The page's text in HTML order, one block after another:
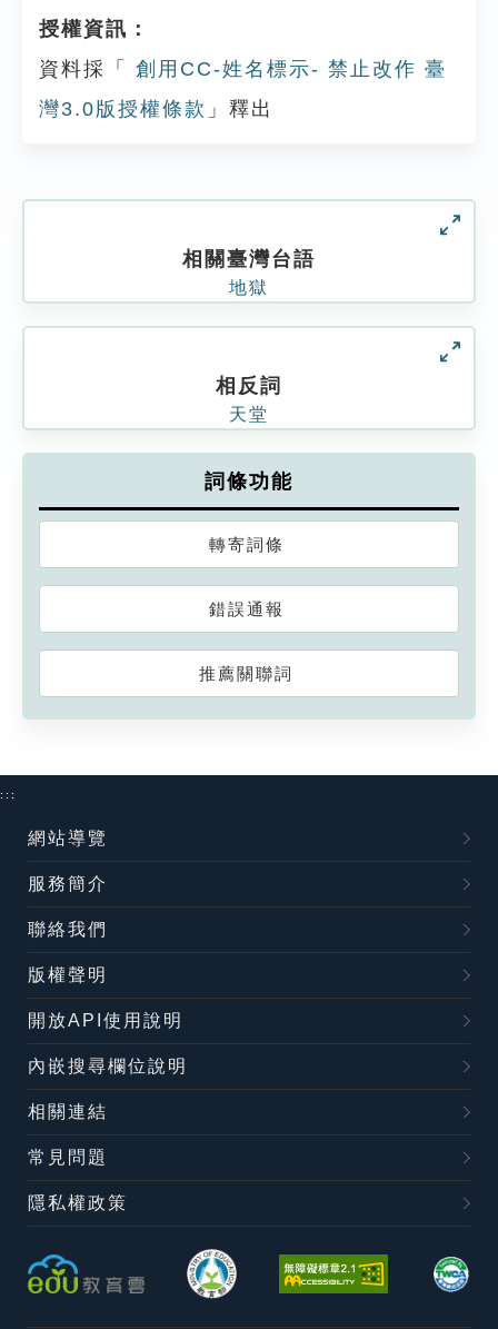
授權資訊：
資料採「
創用CC-姓名標示- 禁止改作 臺
灣3.0版授權條款 」釋出
相關臺灣台語
地獄
相反詞
天堂
詞條功能
轉寄詞條
錯誤通報
推薦關聯詞
:::
網站導覽
服務簡介
聯絡我們
版權聲明
開放API使用說明
內嵌搜尋欄位說明
相關連結
常見問題
隱私權政策